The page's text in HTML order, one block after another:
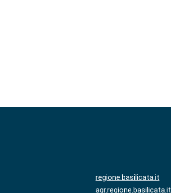
regione.basilicata.it
agr.regione.basilicata.it